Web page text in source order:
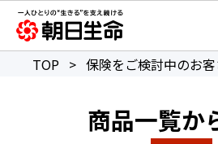
TOP > 保険をご検討中のお客
商品一覧か